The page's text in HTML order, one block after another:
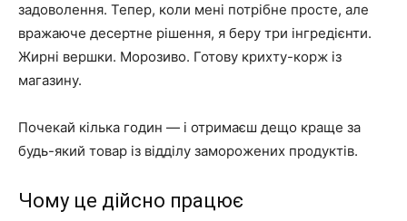
задоволення. Тепер, коли мені потрібне просте, але
вражаюче десертне рішення, я беру три інгредієнти.
Жирні вершки. Морозиво. Готову крихту-корж із
магазину.
Почекай кілька годин — і отримаєш дещо краще за
будь-який товар із відділу заморожених продуктів.
Чому це дійсно працює